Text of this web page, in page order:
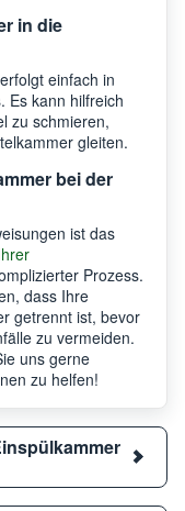
in die
einfach in
Es kann hilfreich
zu schmieren,
gleiten.
bei der
ist das
Prozess.
dass Ihre
getrennt ist, bevor
zu vermeiden.
uns gerne
zu helfen!